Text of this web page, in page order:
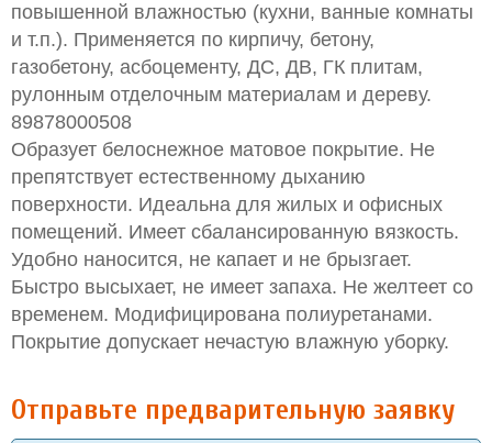
повышенной влажностью (кухни, ванные комнаты
и т.п.). Применяется по кирпичу, бетону,
газобетону, асбоцементу, ДС, ДВ, ГК плитам,
рулонным отделочным материалам и дереву.
89878000508
Образует белоснежное матовое покрытие. Не
препятствует естественному дыханию
поверхности. Идеальна для жилых и офисных
помещений. Имеет сбалансированную вязкость.
Удобно наносится, не капает и не брызгает.
Быстро высыхает, не имеет запаха. Не желтеет со
временем. Модифицирована полиуретанами.
Покрытие допускает нечастую влажную уборку.
Отправьте предварительную заявку